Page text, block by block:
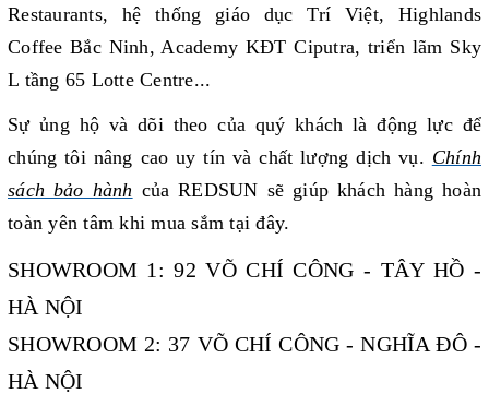
Restaurants, hệ thống giáo dục Trí Việt, Highlands
Coffee Bắc Ninh, Academy KĐT Ciputra, triển lãm Sky
L tầng 65 Lotte Centre...
Sự ủng hộ và dõi theo của quý khách là động lực để
chúng tôi nâng cao uy tín và chất lượng dịch vụ. Chính
sách bảo hành của REDSUN sẽ giúp khách hàng hoàn
toàn yên tâm khi mua sắm tại đây.
SHOWROOM 1: 92 VÕ CHÍ CÔNG - TÂY HỒ -
HÀ NỘI
SHOWROOM 2: 37 VÕ CHÍ CÔNG - NGHĨA ĐÔ -
HÀ NỘI